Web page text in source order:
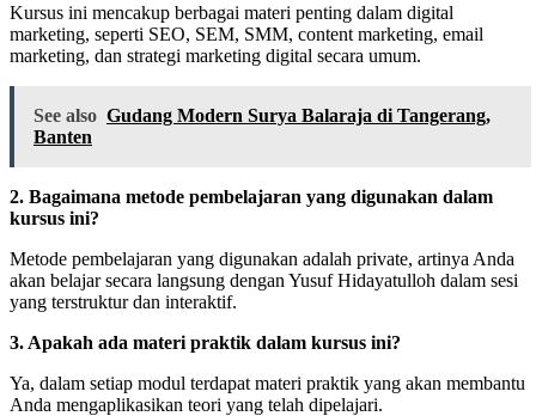
Kursus ini mencakup berbagai materi penting dalam digital
marketing, seperti SEO, SEM, SMM, content marketing, email
marketing, dan strategi marketing digital secara umum.
See also Gudang Modern Surya Balaraja di Tangerang,
Banten
2. Bagaimana metode pembelajaran yang digunakan dalam
kursus ini?
Metode pembelajaran yang digunakan adalah private, artinya Anda
akan belajar secara langsung dengan Yusuf Hidayatulloh dalam sesi
yang terstruktur dan interaktif.
3. Apakah ada materi praktik dalam kursus ini?
Ya, dalam setiap modul terdapat materi praktik yang akan membantu
Anda mengaplikasikan teori yang telah dipelajari.